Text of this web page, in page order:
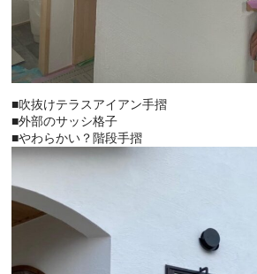
■吹抜けテラスアイアン手摺
■外部のサッシ格子
■やわらかい？階段手摺